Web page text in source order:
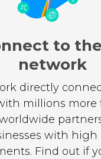
to
network
directly
millions
with
Find out if